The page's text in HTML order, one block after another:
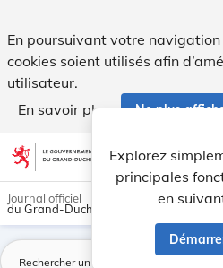
En poursuivant votre
cookies soient utilisés afin
utilisateur.
En savoir plus
Ne plus
Aller au contenu account_circle
Explorez
principales
en
Journal officiel
du Grand-Duché de Luxembourg